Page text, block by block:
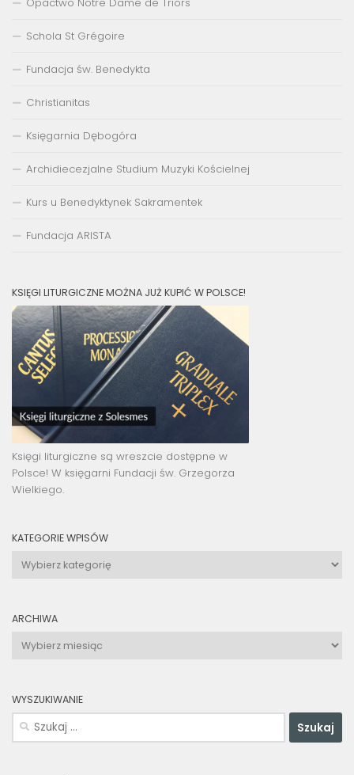
Schola St Grégoire
Fundacja św. Benedykta
Christianitas
Księgarnia Dębogóra
Archidiecezjalne Studium Muzyki Kościelnej
Kurs u Benedyktynek Sakramentek
Fundacja ARISTA
KSIĘGI LITURGICZNE MOŻNA JUŻ KUPIĆ W POLSCE!
Księgi liturgiczne są wreszcie dostępne w
Polsce! W księgarni Fundacji św. Grzegorza
Wielkiego.
KATEGORIE WPISÓW
Kategorie
wpisów
ARCHIWA
Archiwa
WYSZUKIWANIE
Szukaj: